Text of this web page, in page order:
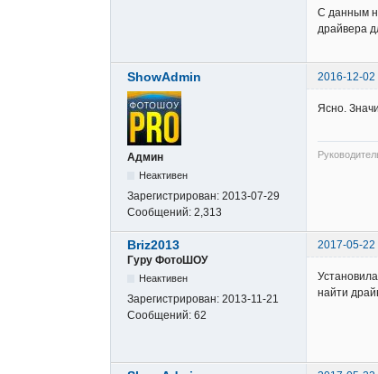
С данным
драйвера
ShowAdmin 2016-12-02
Админ
Неактивен
Зарегистрирован: 2013-07-29
Сообщений: 2,313
Ясно.
Briz2013
2017-05-22
Гуру ФотоШОУ
Неактивен
Зарегистрирован: 2013-11-21
Сообщений: 62
найти